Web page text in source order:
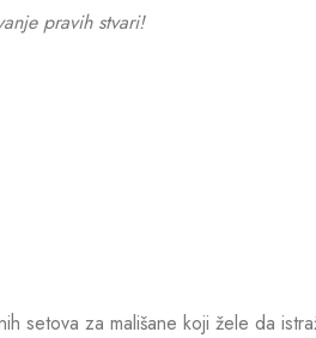
pravih stvari!
setova za mališane koji žele da